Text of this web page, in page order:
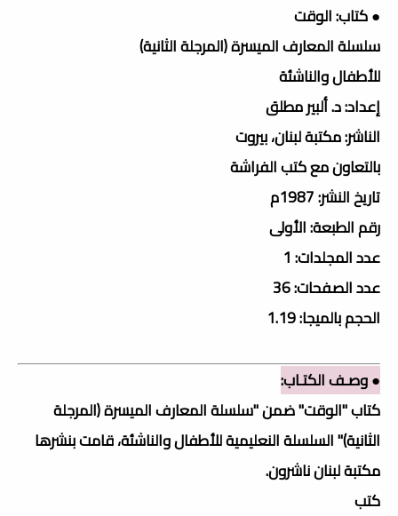
● كتاب: الوقت
سلسلة المعارف الميسرة (المرجلة الثانية)
للأطفال والناشئة
إعداد: د. ألبير مطلق
الناشر: مكتبة لبنان، بيروت
بالتعاون مع كتب الفراشة
تاريخ النشر: 1987م
رقم الطبعة: الأولى
عدد المجلدات: 1
عدد الصفحات: 36
الحجم بالميجا: 1.19
● وصـف الكتـاب:
كتاب "الوقت" ضمن "سلسلة المعارف الميسرة (المرجلة
الثانية)" السلسلة النعليمية للأطفال والناشئة، قامت بنشرها
مكتبة لبنان ناشرون.
كتب